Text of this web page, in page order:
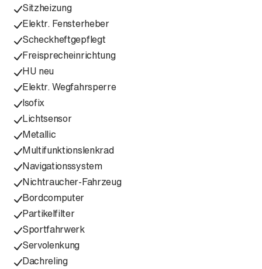
Sitzheizung
Elektr. Fensterheber
Scheckheftgepflegt
Freisprecheinrichtung
HU neu
Elektr. Wegfahrsperre
Isofix
Lichtsensor
Metallic
Multifunktionslenkrad
Navigationssystem
Nichtraucher-Fahrzeug
Bordcomputer
Partikelfilter
Sportfahrwerk
Servolenkung
Dachreling